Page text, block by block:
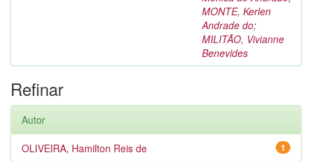
MONTE, Kerlen
Andrade do;
MILITÃO, Vivianne
Benevides
Refinar
Autor
1
OLIVEIRA, Hamilton Reis de